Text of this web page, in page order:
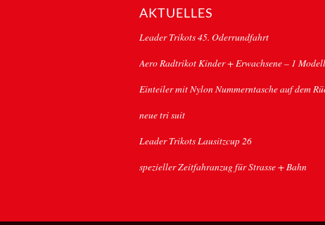
AKTUELLES
Leader Trikots 45. Oderrundfahrt
Aero Radtrikot Kinder + Erwachsene – 1
Einteiler mit Nylon Nummerntasche auf dem
neue tri suit
Leader Trikots Lausitzcup 26
spezieller Zeitfahranzug für Strasse + Bahn